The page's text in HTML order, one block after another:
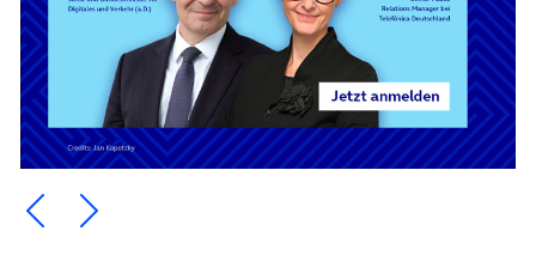
Ein Element zurück blättern
Ein Element weiter blättern